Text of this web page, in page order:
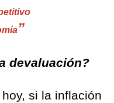
”
devaluación?
si la inflación